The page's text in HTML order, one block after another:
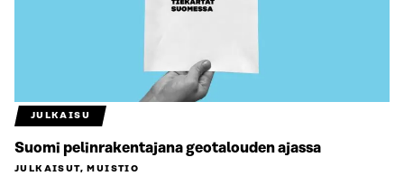
JULKAISU
Suomi pelinrakentajana geotalouden ajassa
JULKAISUT, MUISTIO